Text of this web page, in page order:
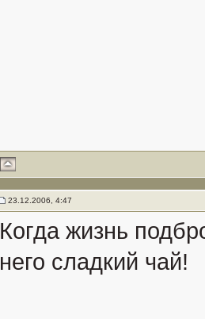
23.12.2006, 4:47
Когда жизнь
него сладкий чай!